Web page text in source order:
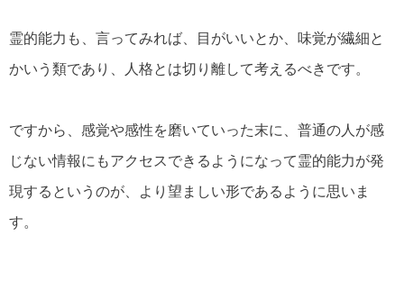
霊的能力も、言ってみれば、目がいいとか、味覚が繊細と
かいう類であり、人格とは切り離して考えるべきです。
ですから、感覚や感性を磨いていった末に、普通の人が感
じない情報にもアクセスできるようになって霊的能力が発
現するというのが、より望ましい形であるように思いま
す。